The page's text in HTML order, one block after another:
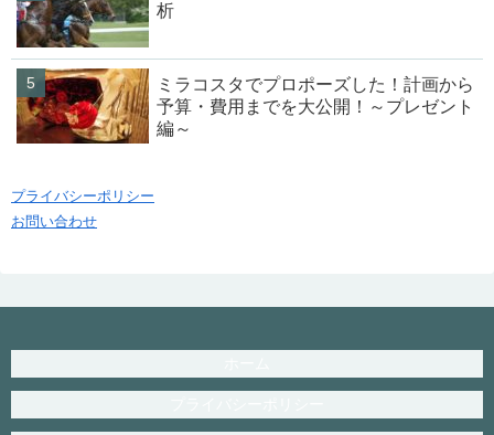
析
ミラコスタでプロポーズした！計画から
予算・費用までを大公開！～プレゼント
編～
プライバシーポリシー
お問い合わせ